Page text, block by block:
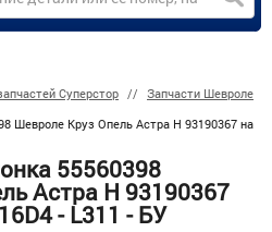
Суперстор
Запчасти Шевроле
Шевроле Круз Опель Астра H 93190367 на
55560398
Астра H 93190367
- L311 - БУ